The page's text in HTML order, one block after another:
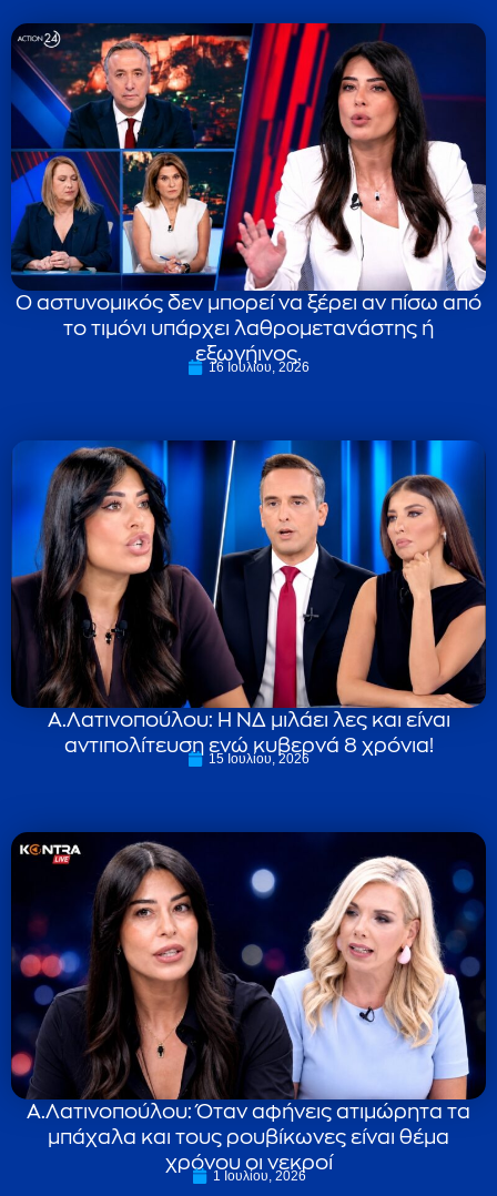
Ο αστυνομικός δεν μπορεί να ξέρει αν πίσω από
το τιμόνι υπάρχει λαθρομετανάστης ή
εξωγήινος.
16 Ιουλίου, 2026
Α.Λατινοπούλου: Η ΝΔ μιλάει λες και είναι
αντιπολίτευση ενώ κυβερνά 8 χρόνια!
15 Ιουλίου, 2026
Α.Λατινοπούλου: Όταν αφήνεις ατιμώρητα τα
μπάχαλα και τους ρουβίκωνες είναι θέμα
χρόνου οι νεκροί
1 Ιουλίου, 2026